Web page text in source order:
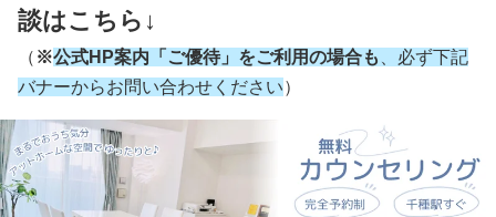
談はこちら ↓
（ ※公式HP案内「ご優待」をご利用の場合も
、必ず下記
バナーからお問い合わせください）